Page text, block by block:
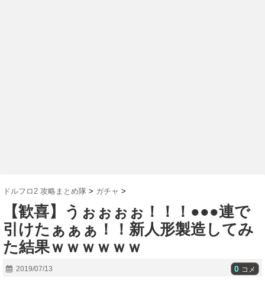
ドルフロ2 攻略まとめ隊 > ガチャ >
【歓喜】うぉぉぉぉ！！！●●●連で
引けたぁぁぁ！！新人形製造してみ
た結果ｗｗｗｗｗｗ
2019/07/13 0 コメ